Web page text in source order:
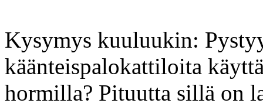
Kysymys kuuluukin:
käänteispalokattiloita
hormilla? Pituutta sillä on